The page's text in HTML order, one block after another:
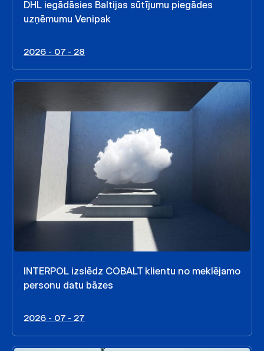
DHL iegādāsies Baltijas sūtījumu piegādes
uzņēmumu Venipak
2026 - 07 - 28
INTERPOL izslēdz COBALT klientu no meklējamo
personu datu bāzes
2026 - 07 - 27